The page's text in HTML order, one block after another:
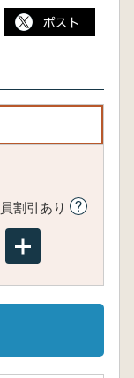
割引あり